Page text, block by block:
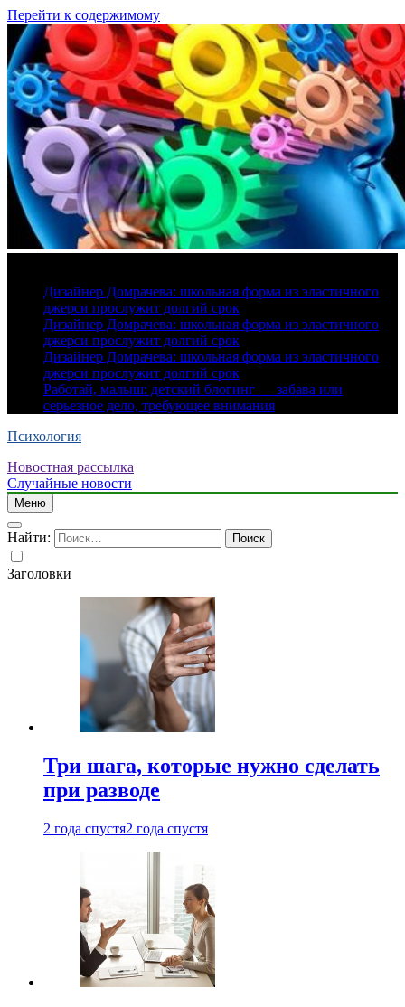
Перейти к содержимому
Дизайнер Домрачева: школьная форма из эластичного
джерси прослужит долгий срок
Дизайнер Домрачева: школьная форма из эластичного
джерси прослужит долгий срок
Дизайнер Домрачева: школьная форма из эластичного
джерси прослужит долгий срок
Работай, малыш: детский блогинг — забава или
серьезное дело, требующее внимания
Психология
Новостная рассылка
Случайные новости
Меню
Найти:
Заголовки
Три шага, которые нужно сделать
при разводе
2 года спустя2 года спустя